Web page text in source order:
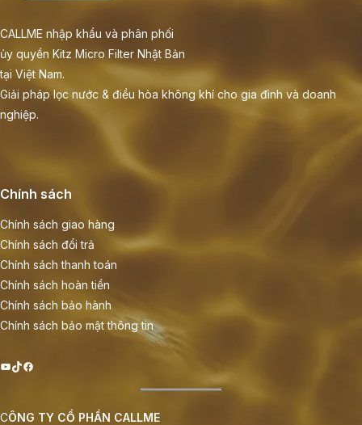
CALLME nhập khẩu và phân phối
ủy quyền Kitz Micro Filter Nhật Bản
tại Việt Nam.
Giải pháp lọc nước & điều hòa không khí cho gia đình và doanh
nghiệp.
Chính sách
Chính sách giao hàng
Chính sách đổi trả
Chính sách thanh toán
Chính sách hoàn tiền
Chính sách bảo hành
Chính sách bảo mật thông tin
Youtube
TikTokFacebook
CÔNG TY CỔ PHẦN CALLME